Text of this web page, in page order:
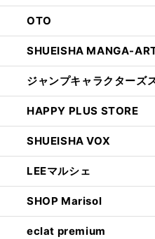
OTO
SHUEISHA MANGA-
ジャンプキャラクターズ
HAPPY PLUS STORE
SHUEISHA VOX
LEEマルシェ
SHOP Marisol
eclat premium